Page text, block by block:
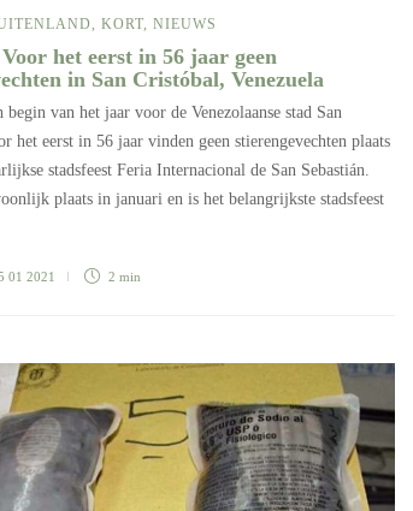
KORT NIEUWS
het eerst in 56 jaar geen
in San Cristóbal, Venezuela
begin van het jaar voor de Venezolaanse stad San
het eerst in 56 jaar vinden geen stierengevechten plaats
stadsfeest Feria Internacional de San Sebastián.
plaats in januari en is het belangrijkste stadsfeest
01 2021 2 min